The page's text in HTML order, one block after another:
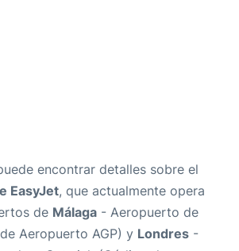
encontrar detalles sobre el
EasyJet, que actualmente opera
de Málaga - Aeropuerto de
Aeropuerto AGP) y Londres -